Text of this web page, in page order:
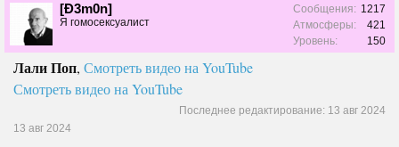
[Ð3m0n]
Я гомосексуалист
Сообщения: 1217
Атмосферы:
421
Уровень:
150
Лали Поп, Смотреть видео на YouTube
Смотреть видео на YouTube
Последнее редактирование: 13 авг 2024
13 авг 2024